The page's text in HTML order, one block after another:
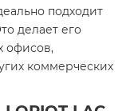
подходит
делает его
офисов,
коммерческих